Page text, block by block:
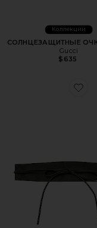
Коллекции
СОЛНЦЕЗАЩИТНЫЕ
Gucci
$635